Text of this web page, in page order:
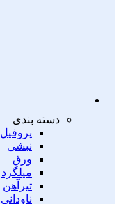
دسته بندی
پروفیل
نبشی
ورق
میلگرد
تیرآهن
ناودانی